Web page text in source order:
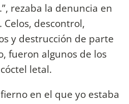
rezaba la denuncia en
descontrol,
y destrucción de parte
fueron algunos de los
letal.
en el que yo estaba